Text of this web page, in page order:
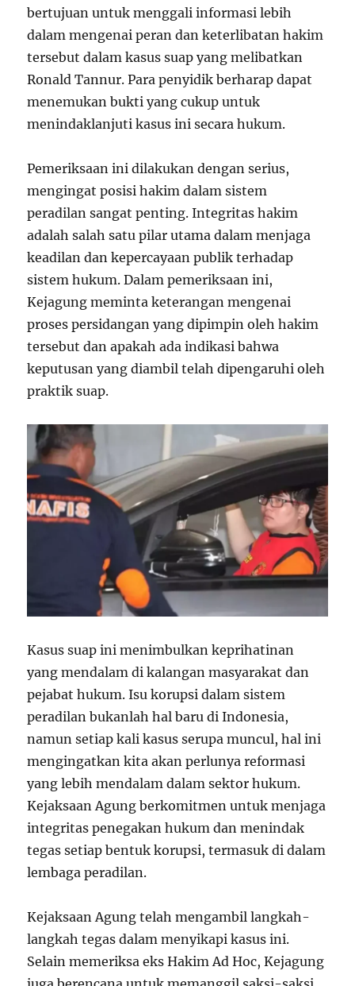
bertujuan untuk menggali informasi lebih
dalam mengenai peran dan keterlibatan hakim
tersebut dalam kasus suap yang melibatkan
Ronald Tannur. Para penyidik berharap dapat
menemukan bukti yang cukup untuk
menindaklanjuti kasus ini secara hukum.
Pemeriksaan ini dilakukan dengan serius,
mengingat posisi hakim dalam sistem
peradilan sangat penting. Integritas hakim
adalah salah satu pilar utama dalam menjaga
keadilan dan kepercayaan publik terhadap
sistem hukum. Dalam pemeriksaan ini,
Kejagung meminta keterangan mengenai
proses persidangan yang dipimpin oleh hakim
tersebut dan apakah ada indikasi bahwa
keputusan yang diambil telah dipengaruhi oleh
praktik suap.
Kasus suap ini menimbulkan keprihatinan
yang mendalam di kalangan masyarakat dan
pejabat hukum. Isu korupsi dalam sistem
peradilan bukanlah hal baru di Indonesia,
namun setiap kali kasus serupa muncul, hal ini
mengingatkan kita akan perlunya reformasi
yang lebih mendalam dalam sektor hukum.
Kejaksaan Agung berkomitmen untuk menjaga
integritas penegakan hukum dan menindak
tegas setiap bentuk korupsi, termasuk di dalam
lembaga peradilan.
Kejaksaan Agung telah mengambil langkah-
langkah tegas dalam menyikapi kasus ini.
Selain memeriksa eks Hakim Ad Hoc, Kejagung